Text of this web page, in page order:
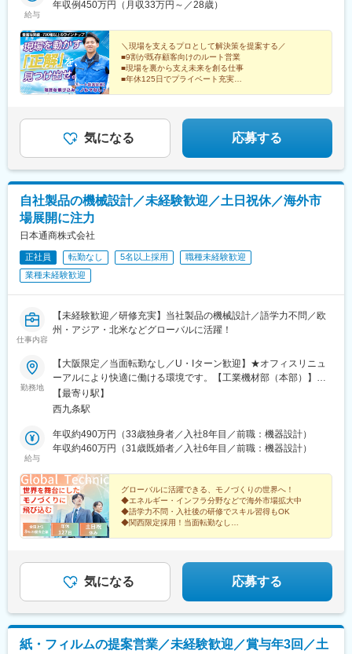
アクセス＞└京阪交野線「村野駅」└JR学研都市線「津田駅」└京
あり）
給与
年収例450万円（月収33万円～／28歳）
＼現場を支えるプロとして解決策を提案する／
■9割が既存顧客向けのルート営業
■現場を裏から支え未来を創る仕事
■年休125日でプライベート充実
そんな環境で活躍してみませんか？
気になる 応募する
自社製品の機械設計／未経験歓迎／土日祝休／海外市
場展開に注力
日本通商株式会社
正社員 転勤なし 5名以上採用
職種未経験歓迎
業種未経験歓迎
仕事内容
【未経験歓迎／研修充実】当社製品の機械設計／語学力不問／欧
州・アジア・北米などグローバルに活躍！
勤務地
【大阪限定／当面転勤なし／U・Iターン歓迎】★オフィスリニュ
ーアルにより快適に働ける環境です。【工業機材部（本部）】大
阪府大阪市此花区西九条1-13-7＜アクセス＞・JR「西九条駅」よ
り徒歩7分※受動喫煙対策：オフィス内禁煙（喫煙所あり）
【最寄り駅】
西九条駅
給与
年収約490万円（33歳独身者／入社8年目／前職：機器設計）
年収約460万円（31歳既婚者／入社6年目／前職：機器設計）
グローバルに活躍できる、モノづくりの世界へ！
◆エネルギー・インフラ分野などで海外市場拡大中
◆語学力不問・入社後の研修でスキル習得もOK
◆関西限定採用！当面転勤なし
気になる 応募する
紙・フィルムの提案営業／未経験歓迎／賞与年3回／土